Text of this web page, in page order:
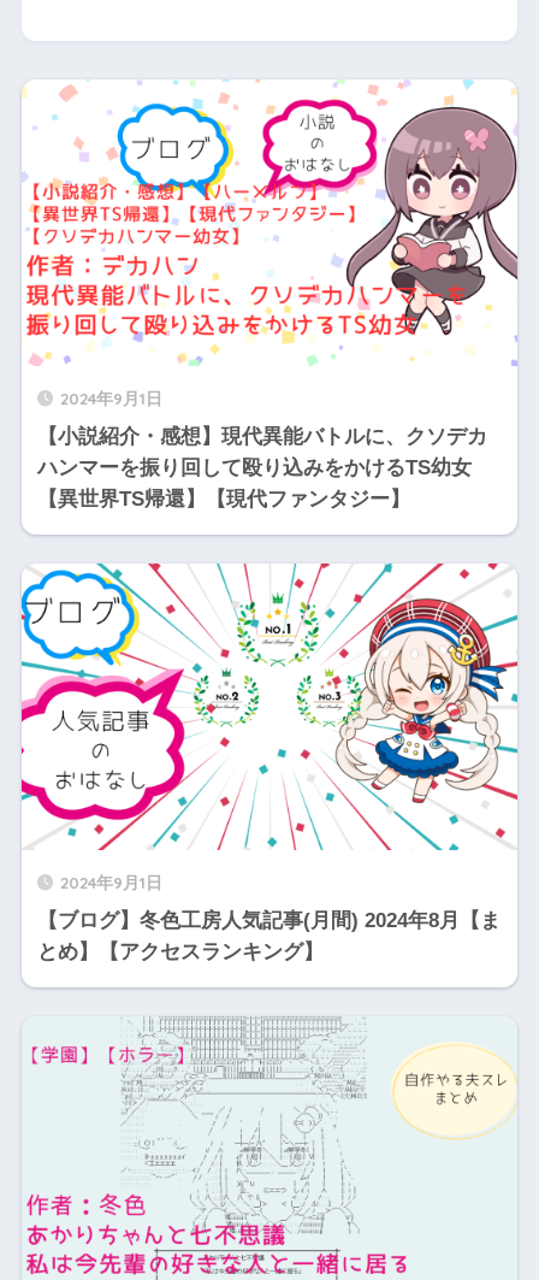
2024年9月1日
【小説紹介・感想】現代異能バトルに、クソデカ
ハンマーを振り回して殴り込みをかけるTS幼女
【異世界TS帰還】【現代ファンタジー】
2024年9月1日
【ブログ】冬色工房人気記事(月間) 2024年8月【ま
とめ】【アクセスランキング】